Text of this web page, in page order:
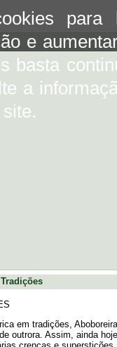
para
e
basta
a
em tradições,
outrora. Assim, ainda